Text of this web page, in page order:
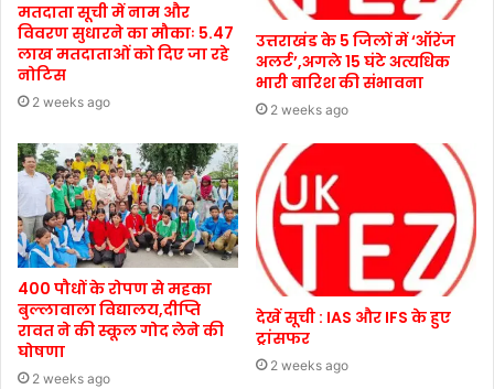
मतदाता सूची में नाम और
विवरण सुधारने का मौकाः 5.47
लाख मतदाताओं को दिए जा रहे
नोटिस
2 weeks ago
उत्तराखंड के 5 जिलों में ‘ऑरेंज
अलर्ट’,अगले 15 घंटे अत्यधिक
भारी बारिश की संभावना
2 weeks ago
400 पौधों के रोपण से महका
बुल्लावाला विद्यालय,दीप्ति
रावत ने की स्कूल गोद लेने की
घोषणा
2 weeks ago
देखें सूची : IAS और IFS के हुए
ट्रांसफर
2 weeks ago